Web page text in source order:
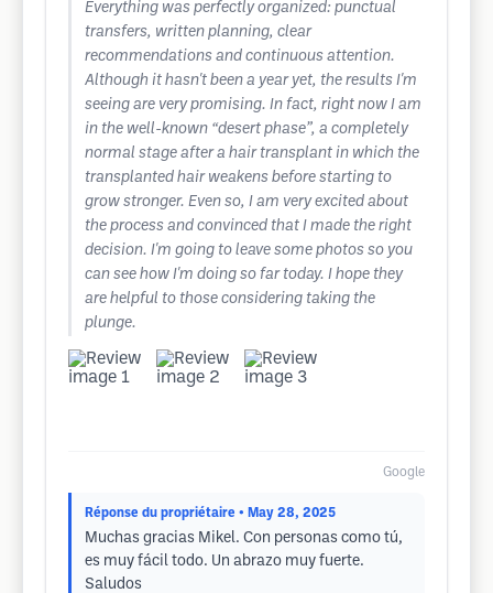
Everything was perfectly organized: punctual
transfers, written planning, clear
recommendations and continuous attention.
Although it hasn't been a year yet, the results I'm
seeing are very promising. In fact, right now I am
in the well-known “desert phase”, a completely
normal stage after a hair transplant in which the
transplanted hair weakens before starting to
grow stronger. Even so, I am very excited about
the process and convinced that I made the right
decision. I'm going to leave some photos so you
can see how I'm doing so far today. I hope they
are helpful to those considering taking the
plunge.
Google
Réponse du propriétaire • May 28, 2025
Muchas gracias Mikel. Con personas como tú,
es muy fácil todo. Un abrazo muy fuerte.
Saludos